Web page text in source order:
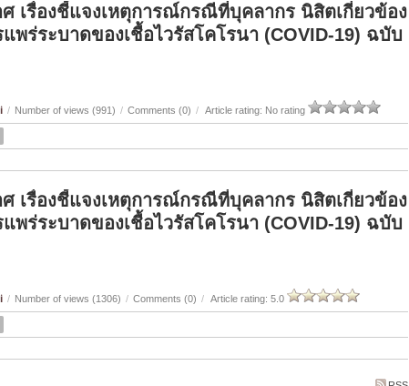
ศ เรื่องชี้แจงเหตุการณ์กรณีที่บุคลากร นิสิตเกี่ยวข้อง
พร่ระบาดของเชื้อไวรัสโคโรนา (COVID-19) ฉบับ
/ Number of views (991) / Comments (0) / Article rating: No rating
ศ เรื่องชี้แจงเหตุการณ์กรณีที่บุคลากร นิสิตเกี่ยวข้อง
พร่ระบาดของเชื้อไวรัสโคโรนา (COVID-19) ฉบับ
/ Number of views (1306) / Comments (0) / Article rating: 5.0